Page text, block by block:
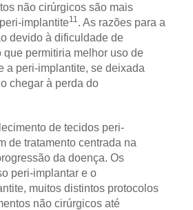
não cirúrgicos são mais
implantite11. As razões para a
devido à dificuldade de
permitiria melhor uso de
a peri-implantite, se deixada
chegar à perda do
de tecidos peri-
de tratamento centrada na
da doença. Os
peri-implantar e o
muitos distintos protocolos
não cirúrgicos até